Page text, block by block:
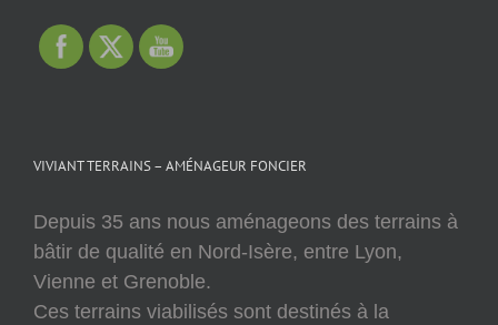
VIVIANT TERRAINS – AMÉNAGEUR FONCIER
Depuis 35 ans nous aménageons des terrains à
bâtir de qualité en Nord-Isère, entre Lyon,
Vienne et Grenoble.
Ces terrains viabilisés sont destinés à la